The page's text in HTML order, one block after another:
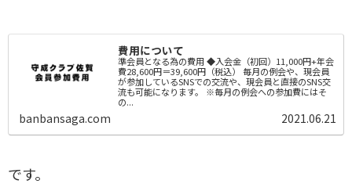
費用について
準会員となる為の費用 ◆入会金（初回）11,000円+年会
費28,600円＝39,600円（税込） 毎月の例会や、現会員
が参加しているSNSでの交流や、現会員と直接のSNS交
流も可能になります。 ※毎月の例会への参加費にはそ
の...
banbansaga.com 2021.06.21
です。